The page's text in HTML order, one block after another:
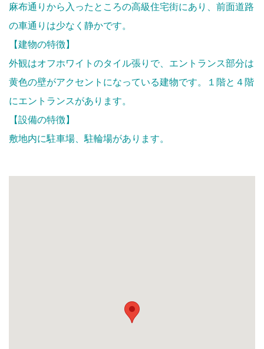
麻布通りから入ったところの高級住宅街にあり、前面道路
の車通りは少なく静かです。
【建物の特徴】
外観はオフホワイトのタイル張りで、エントランス部分は
黄色の壁がアクセントになっている建物です。１階と４階
にエントランスがあります。
【設備の特徴】
敷地内に駐車場、駐輪場があります。